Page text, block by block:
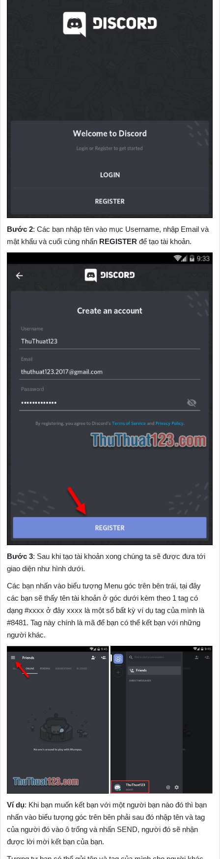
Bước 2: Các bạn nhập tên vào mục Username, nhập Email và
mật khẩu và cuối cùng nhấn REGISTER để tạo tài khoản.
Bước 3: Sau khi tạo tài khoản xong chúng ta sẽ được đưa tới
giao diện như hình dưới.
Các bạn nhấn vào biểu tượng Menu góc trên bên trái, tại đây
các bạn sẽ thấy tên tài khoản ở góc dưới kèm theo 1 tag có
dạng #xxxx ở đây xxxx là một số bất kỳ ví dụ tag của mình là
#8481. Tag này chính là mã để bạn có thể kết bạn với những
người khác.
Ví dụ: Khi bạn muốn kết bạn với một người bạn nào đó thì bạn
nhấn vào biểu tượng góc trên bên phải sau đó nhập tên và tag
của người đó vào ô trống và nhấn SEND, người đó sẽ nhận
được lời mời kết bạn của bạn.